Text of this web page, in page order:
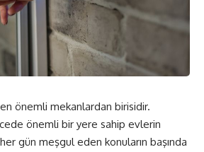
en önemli mekanlardan birisidir.
önemli bir yere sahip evlerin
gün meşgul eden konuların başında